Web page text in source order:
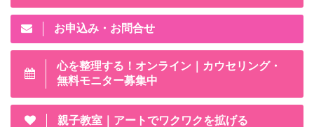
お申込み・お問合せ
心を整理する！オンライン｜カウセリング・
無料モニター募集中
親子教室｜アートでワクワクを拡げる